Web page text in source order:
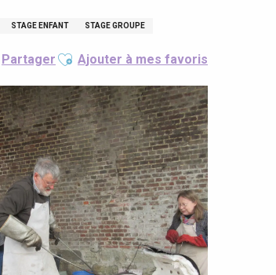
STAGE ENFANT STAGE GROUPE
Partager Ajouter aux favoris
Ajouter à mes favoris